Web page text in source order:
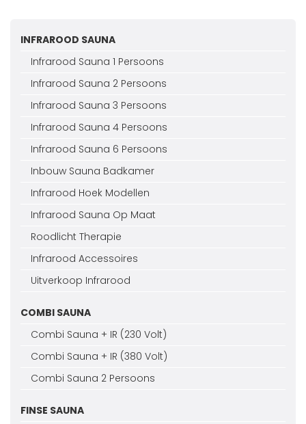
INFRAROOD SAUNA
Infrarood Sauna 1 Persoons
Infrarood Sauna 2 Persoons
Infrarood Sauna 3 Persoons
Infrarood Sauna 4 Persoons
Infrarood Sauna 6 Persoons
Inbouw Sauna Badkamer
Infrarood Hoek Modellen
Infrarood Sauna Op Maat
Roodlicht Therapie
Infrarood Accessoires
Uitverkoop Infrarood
COMBI SAUNA
Combi Sauna + IR (230 Volt)
Combi Sauna + IR (380 Volt)
Combi Sauna 2 Persoons
FINSE SAUNA